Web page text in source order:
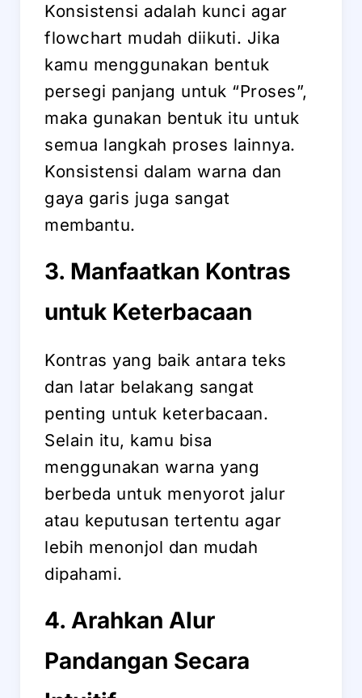
Konsistensi adalah kunci agar
flowchart mudah diikuti. Jika
kamu menggunakan bentuk
persegi panjang untuk “Proses”,
maka gunakan bentuk itu untuk
semua langkah proses lainnya.
Konsistensi dalam warna dan
gaya garis juga sangat
membantu.
3. Manfaatkan Kontras
untuk Keterbacaan
Kontras yang baik antara teks
dan latar belakang sangat
penting untuk keterbacaan.
Selain itu, kamu bisa
menggunakan warna yang
berbeda untuk menyorot jalur
atau keputusan tertentu agar
lebih menonjol dan mudah
dipahami.
4. Arahkan Alur
Pandangan Secara